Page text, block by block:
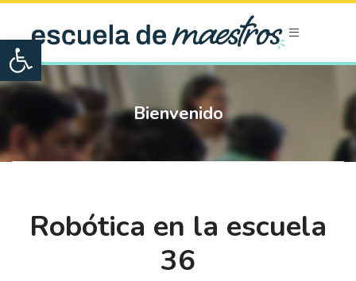
Open toolbar
Bienvenido
Robótica en la escuela
36